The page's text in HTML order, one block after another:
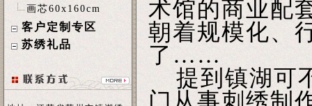
画芯60x160cm
客户定制专区
苏绣礼品
术馆的商业配
朝着规模化、
了……
提到镇湖可